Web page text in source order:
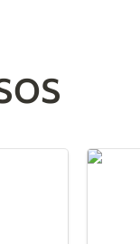
de la
Gestor